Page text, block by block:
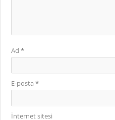
Ad*
E-posta*
İnternet sitesi